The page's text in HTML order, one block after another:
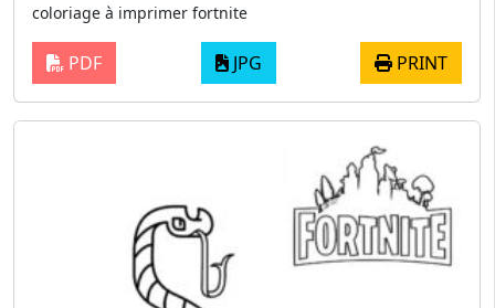
coloriage à imprimer fortnite
PDF JPG PRINT